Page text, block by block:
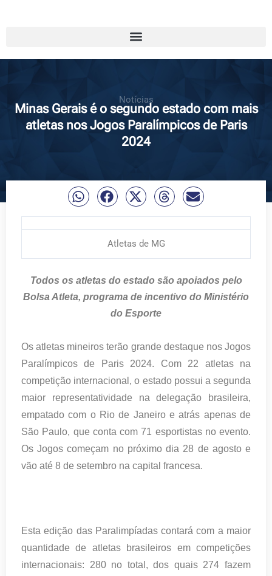
Notícias
Minas Gerais é o segundo estado com mais
atletas nos Jogos Paralímpicos de Paris
2024
Atletas de MG
Todos os atletas do estado são apoiados pelo
Bolsa Atleta, programa de incentivo do Ministério
do Esporte
Os atletas mineiros terão grande destaque nos Jogos
Paralímpicos de Paris 2024. Com 22 atletas na
competição internacional, o estado possui a segunda
maior representatividade na delegação brasileira,
empatado com o Rio de Janeiro e atrás apenas de
São Paulo, que conta com 71 esportistas no evento.
Os Jogos começam no próximo dia 28 de agosto e
vão até 8 de setembro na capital francesa.
Esta edição das Paralimpíadas contará com a maior
quantidade de atletas brasileiros em competições
internacionais: 280 no total, dos quais 274 fazem